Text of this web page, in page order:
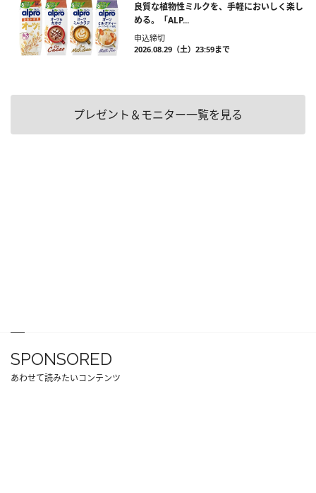
良質な植物性ミルクを、手軽においしく楽し
める。「ALP...
申込締切
2026.08.29（土）23:59まで
プレゼント＆モニター一覧を見る
SPONSORED
あわせて読みたいコンテンツ